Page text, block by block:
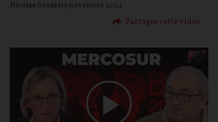
Nicolas Granié19 novembre 2024
Partager cette vidéo